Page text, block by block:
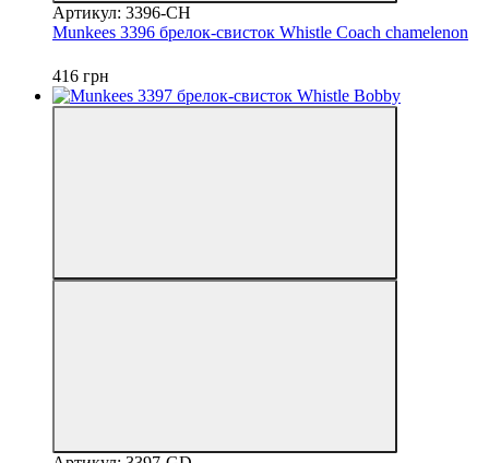
Артикул: 3396-CH
Munkees 3396 брелок-свисток Whistle Coach chamelenon
416 грн